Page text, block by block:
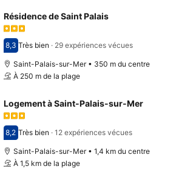
Résidence de Saint Palais
Avec une note de 8,3
8,3 Très bien · 29 expériences vécues
Saint-Palais-sur-Mer • 350 m du centre
À 250 m de la plage
Logement à Saint-Palais-sur-Mer
Avec une note de 8,2
8,2 Très bien · 12 expériences vécues
Saint-Palais-sur-Mer • 1,4 km du centre
À 1,5 km de la plage